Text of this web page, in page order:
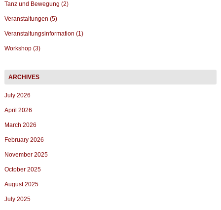
Tanz und Bewegung (2)
Veranstaltungen (5)
Veranstaltungsinformation (1)
Workshop (3)
July 2026
April 2026
March 2026
February 2026
November 2025
October 2025
August 2025
July 2025